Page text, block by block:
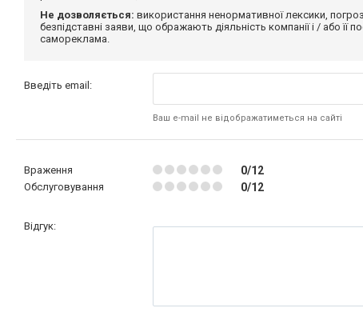
Не дозволяється: використання ненормативної лексики,
безпідставні заяви, що ображають діяльність компанії і / або
самореклама.
Введіть email:
Ваш e-mail не відображатиметься на сайті
Враження 0/12
Обслуговування 0/12
Відгук: